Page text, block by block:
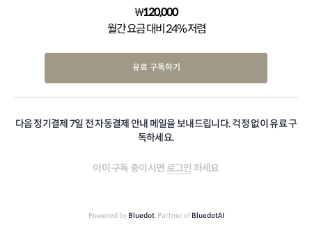
₩120,000
월간 요금 대비 24% 저렴
유료 구독하기
다음 정기결제 7일 전 자동결제 안내 메일을 보내드립니다. 걱정 없이 유료 구
독하세요.
이미 구독 중이시면 로그인 하세요
Powered by Bluedot, Partner of BluedotAI